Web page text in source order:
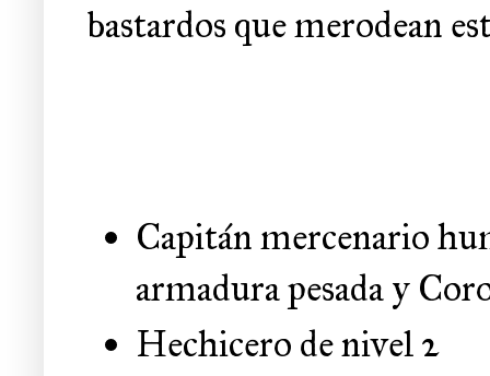
bastardos que merodean
Capitán mercenario
armadura pesada y
Hechicero de nivel 2